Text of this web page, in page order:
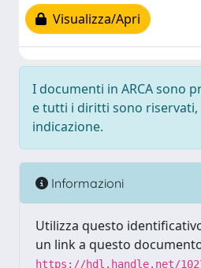
Visualizza/Apri
I documenti in ARCA sono
e tutti i diritti sono riservati,
indicazione.
Informazioni
Utilizza questo
un link a questo
https://hdl.handle.net/